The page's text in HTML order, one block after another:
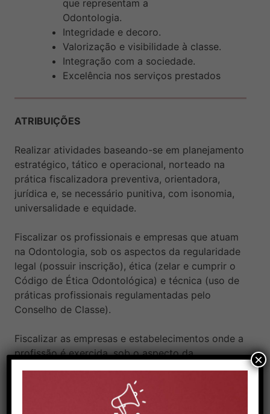
que representam a
Odontologia.
Integridade e decoro.
Valorização e visibilidade à classe.
Integração com a sociedade.
Excelência nos serviços prestados
ATRIBUIÇÕES
Realizar atividades baseando-se em planejamento
estratégico, tático e operacional, norteado na
prática fiscalizadora preventiva, orientadora,
jurídica e, se necessário punitiva, com isonomia,
universalidade e equidade.
Fiscalizar os profissionais e empresas que atuam
na Odontologia, sob os aspectos da regularidade
legal (possuir inscrição), ética (zelar e cumprir o
Código de Ética Odontológica) e técnica (uso de
práticas profissionais regulamentadas pelo
Conselho de Classe).
Fiscalizar as empresas e estabelecimentos onde a
profissão é exercida, sob o aspecto da
regularidade legal, de ambiente (existência de
condições mínimas para o exercício da prática
profissional no local) e da assessoria e apoio a
outras instituições fiscalizadoras (existência de
×